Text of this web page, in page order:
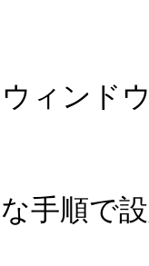
ィンド
手順で